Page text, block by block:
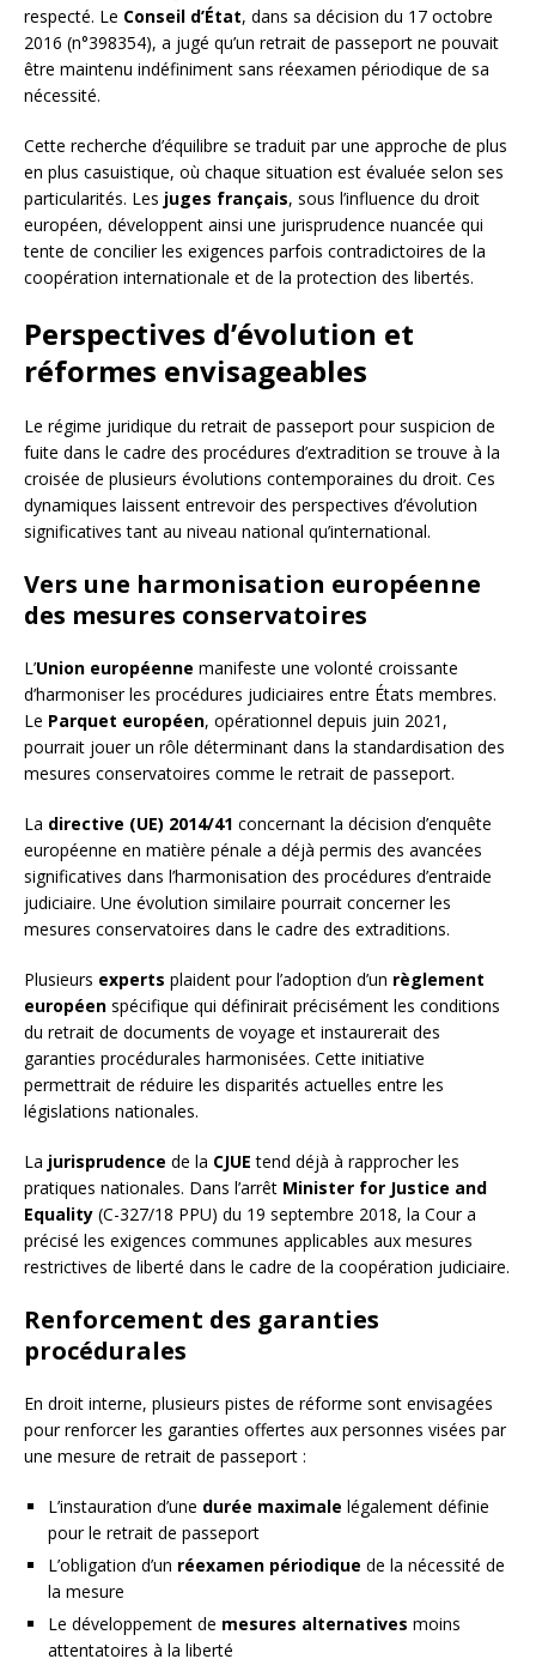
respecté. Le Conseil d’État, dans sa décision du 17 octobre
2016 (n°398354), a jugé qu’un retrait de passeport ne pouvait
être maintenu indéfiniment sans réexamen périodique de sa
nécessité.
Cette recherche d’équilibre se traduit par une approche de plus
en plus casuistique, où chaque situation est évaluée selon ses
particularités. Les juges français, sous l’influence du droit
européen, développent ainsi une jurisprudence nuancée qui
tente de concilier les exigences parfois contradictoires de la
coopération internationale et de la protection des libertés.
Perspectives d’évolution et
réformes envisageables
Le régime juridique du retrait de passeport pour suspicion de
fuite dans le cadre des procédures d’extradition se trouve à la
croisée de plusieurs évolutions contemporaines du droit. Ces
dynamiques laissent entrevoir des perspectives d’évolution
significatives tant au niveau national qu’international.
Vers une harmonisation européenne
des mesures conservatoires
L’Union européenne manifeste une volonté croissante
d’harmoniser les procédures judiciaires entre États membres.
Le Parquet européen, opérationnel depuis juin 2021,
pourrait jouer un rôle déterminant dans la standardisation des
mesures conservatoires comme le retrait de passeport.
La directive (UE) 2014/41 concernant la décision d’enquête
européenne en matière pénale a déjà permis des avancées
significatives dans l’harmonisation des procédures d’entraide
judiciaire. Une évolution similaire pourrait concerner les
mesures conservatoires dans le cadre des extraditions.
Plusieurs experts plaident pour l’adoption d’un règlement
européen spécifique qui définirait précisément les conditions
du retrait de documents de voyage et instaurerait des
garanties procédurales harmonisées. Cette initiative
permettrait de réduire les disparités actuelles entre les
législations nationales.
La jurisprudence de la CJUE tend déjà à rapprocher les
pratiques nationales. Dans l’arrêt Minister for Justice and
Equality (C-327/18 PPU) du 19 septembre 2018, la Cour a
précisé les exigences communes applicables aux mesures
restrictives de liberté dans le cadre de la coopération judiciaire.
Renforcement des garanties
procédurales
En droit interne, plusieurs pistes de réforme sont envisagées
pour renforcer les garanties offertes aux personnes visées par
une mesure de retrait de passeport :
L’instauration d’une durée maximale légalement définie
pour le retrait de passeport
L’obligation d’un réexamen périodique de la nécessité de
la mesure
Le développement de mesures alternatives moins
attentatoires à la liberté